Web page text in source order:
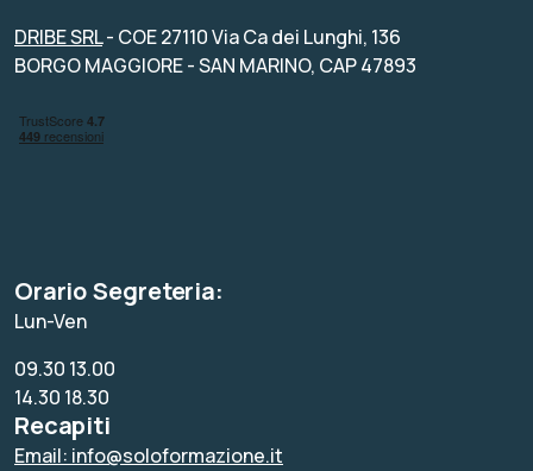
DRIBE SRL- COE 27110 Via Ca dei Lunghi, 136
BORGO MAGGIORE - SAN MARINO, CAP 47893
Orario Segreteria:
Lun-Ven
09.30 13.00
14.30 18.30
Recapiti
Email: info@soloformazione.it